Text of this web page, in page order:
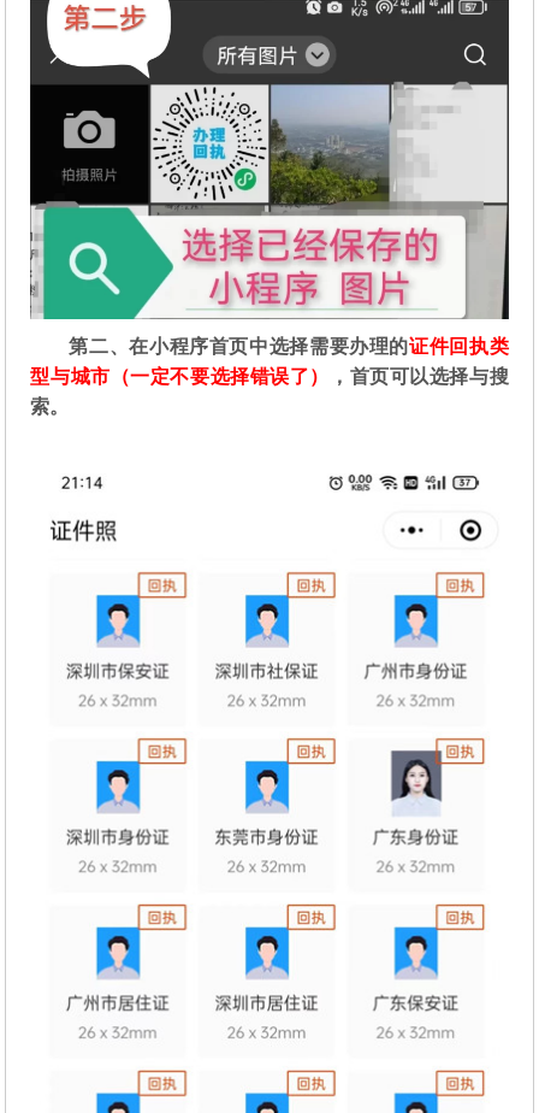
第二、在小程序首页中选择需要办理的证件回执类
型与城市（一定不要选择错误了）
，首页可以选择与搜
索。